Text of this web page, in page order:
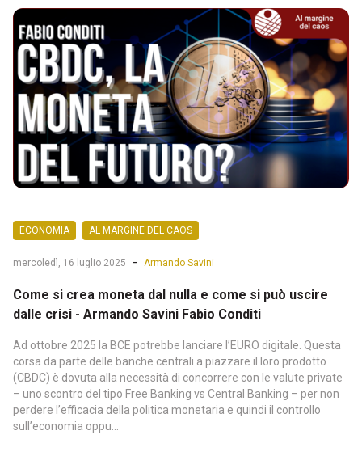
ECONOMIA AL MARGINE DEL CAOS
mercoledì, 16 luglio 2025 - Armando Savini
Come si crea moneta dal nulla e come si può uscire
dalle crisi - Armando Savini Fabio Conditi
Ad ottobre 2025 la BCE potrebbe lanciare l’EURO digitale. Questa
corsa da parte delle banche centrali a piazzare il loro prodotto
(CBDC) è dovuta alla necessità di concorrere con le valute private
– uno scontro del tipo Free Banking vs Central Banking – per non
perdere l’efficacia della politica monetaria e quindi il controllo
sull’economia oppu...